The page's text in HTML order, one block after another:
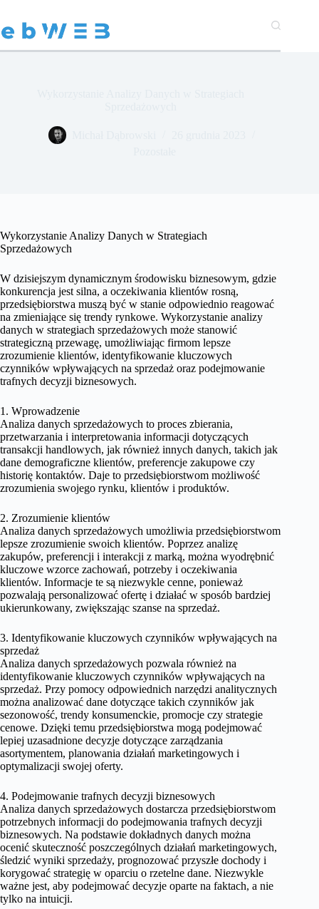
treści
Wykorzystanie Analizy Danych w Strategiach
Sprzedażowych
W dzisiejszym dynamicznym środowisku biznesowym, gdzie
konkurencja jest silna, a oczekiwania klientów rosną,
przedsiębiorstwa muszą być w stanie odpowiednio reagować
na zmieniające się trendy rynkowe. Wykorzystanie analizy
danych w strategiach sprzedażowych może stanowić
strategiczną przewagę, umożliwiając firmom lepsze
zrozumienie klientów, identyfikowanie kluczowych
czynników wpływających na sprzedaż oraz podejmowanie
trafnych decyzji biznesowych.
1. Wprowadzenie
Analiza danych sprzedażowych to proces zbierania,
przetwarzania i interpretowania informacji dotyczących
transakcji handlowych, jak również innych danych, takich jak
dane demograficzne klientów, preferencje zakupowe czy
historię kontaktów. Daje to przedsiębiorstwom możliwość
zrozumienia swojego rynku, klientów i produktów.
2. Zrozumienie klientów
Analiza danych sprzedażowych umożliwia przedsiębiorstwom
lepsze zrozumienie swoich klientów. Poprzez analizę
zakupów, preferencji i interakcji z marką, można wyodrębnić
kluczowe wzorce zachowań, potrzeby i oczekiwania
klientów. Informacje te są niezwykle cenne, ponieważ
pozwalają personalizować ofertę i działać w sposób bardziej
ukierunkowany, zwiększając szanse na sprzedaż.
3. Identyfikowanie kluczowych czynników wpływających na
sprzedaż
Analiza danych sprzedażowych pozwala również na
identyfikowanie kluczowych czynników wpływających na
sprzedaż. Przy pomocy odpowiednich narzędzi analitycznych
można analizować dane dotyczące takich czynników jak
sezonowość, trendy konsumenckie, promocje czy strategie
cenowe. Dzięki temu przedsiębiorstwa mogą podejmować
lepiej uzasadnione decyzje dotyczące zarządzania
asortymentem, planowania działań marketingowych i
optymalizacji swojej oferty.
4. Podejmowanie trafnych decyzji biznesowych
Analiza danych sprzedażowych dostarcza przedsiębiorstwom
potrzebnych informacji do podejmowania trafnych decyzji
biznesowych. Na podstawie dokładnych danych można
ocenić skuteczność poszczególnych działań marketingowych,
śledzić wyniki sprzedaży, prognozować przyszłe dochody i
korygować strategię w oparciu o rzetelne dane. Niezwykle
ważne jest, aby podejmować decyzje oparte na faktach, a nie
tylko na intuicji.